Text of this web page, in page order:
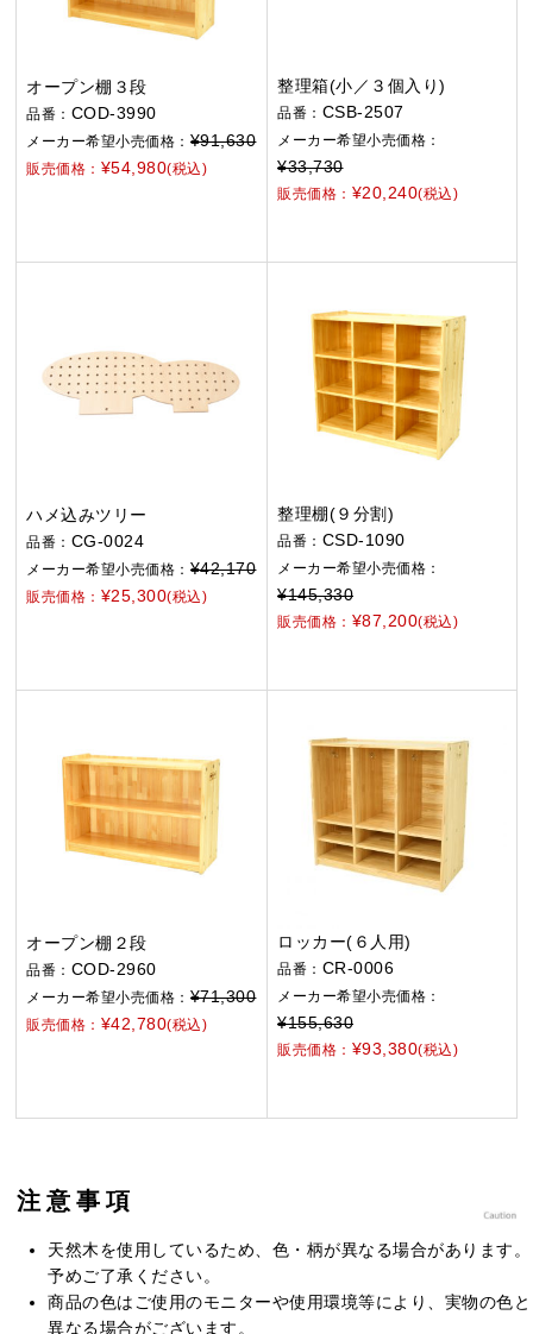
オープン棚３段
品番： COD-3990
メーカー希望小売価格： ¥91,630
販売価格： ¥54,980(税込)
整理箱(小／３個入り)
品番： CSB-2507
メーカー希望小売価格：
¥33,730
販売価格： ¥20,240(税込)
ハメ込みツリー
品番： CG-0024
メーカー希望小売価格： ¥42,170
販売価格： ¥25,300(税込)
整理棚(９分割)
品番： CSD-1090
メーカー希望小売価格：
¥145,330
販売価格： ¥87,200(税込)
オープン棚２段
品番： COD-2960
メーカー希望小売価格： ¥71,300
販売価格： ¥42,780(税込)
ロッカー(６人用)
品番： CR-0006
メーカー希望小売価格：
¥155,630
販売価格： ¥93,380(税込)
注意事項
天然木を使用しているため、色・柄が異なる場合があります。
予めご了承ください。
商品の色はご使用のモニターや使用環境等により、実物の色と
異なる場合がございます。